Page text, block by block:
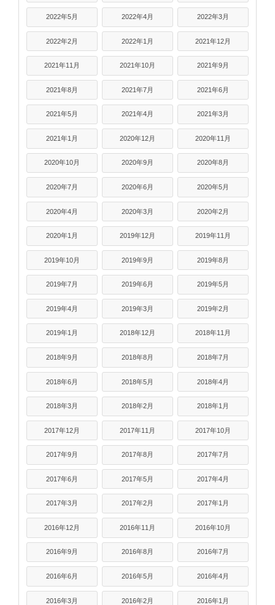
2022年5月 2022年4月 2022年3月
2022年2月 2022年1月 2021年12月
2021年11月 2021年10月 2021年9月
2021年8月 2021年7月 2021年6月
2021年5月 2021年4月 2021年3月
2021年1月 2020年12月 2020年11月
2020年10月 2020年9月 2020年8月
2020年7月 2020年6月 2020年5月
2020年4月 2020年3月 2020年2月
2020年1月 2019年12月 2019年11月
2019年10月 2019年9月 2019年8月
2019年7月 2019年6月 2019年5月
2019年4月 2019年3月 2019年2月
2019年1月 2018年12月 2018年11月
2018年9月 2018年8月 2018年7月
2018年6月 2018年5月 2018年4月
2018年3月 2018年2月 2018年1月
2017年12月 2017年11月 2017年10月
2017年9月 2017年8月 2017年7月
2017年6月 2017年5月 2017年4月
2017年3月 2017年2月 2017年1月
2016年12月 2016年11月 2016年10月
2016年9月 2016年8月 2016年7月
2016年6月 2016年5月 2016年4月
2016年3月 2016年2月 2016年1月